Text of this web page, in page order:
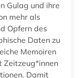
mehr als
Opfern des
Daten zu
Memoiren
Zeitzeug*innen
Damit